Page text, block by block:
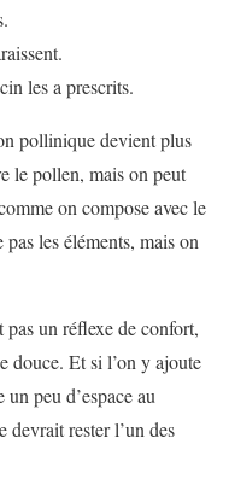
les a prescrits.
pollinique devient plus
le pollen, mais on peut
on compose avec le
les éléments, mais on
un réflexe de confort,
douce. Et si l’on y ajoute
peu d’espace au
devrait rester l’un des